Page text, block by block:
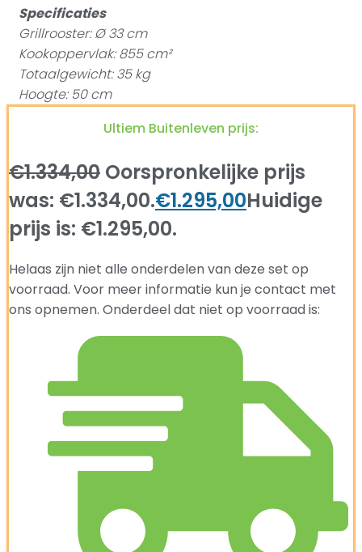
Specificaties
Grillrooster: Ø 33 cm
Kookoppervlak: 855 cm²
Totaalgewicht: 35 kg
Hoogte: 50 cm
Ultiem Buitenleven prijs:
€1.334,00 Oorspronkelijke prijs
was: €1.334,00.€1.295,00Huidige
prijs is: €1.295,00.
Helaas zijn niet alle onderdelen van deze set op
voorraad. Voor meer informatie kun je contact met
ons opnemen. Onderdeel dat niet op voorraad is: